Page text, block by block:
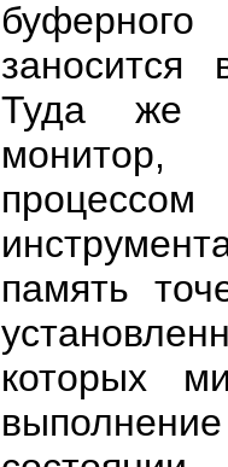
заносится
Туда же
монитор,
память
которых